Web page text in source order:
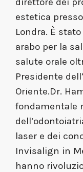
estetica
Londra. È
arabo per la
salute orale
Presidente
Oriente.Dr.
fondamentale
laser e dei
Invisalign in
hanno